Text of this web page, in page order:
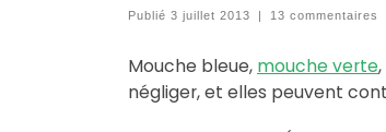
Publié 3 juillet 2013 | 13 commentaires
Mouche bleue, mouche verte
négliger, et elles peuvent